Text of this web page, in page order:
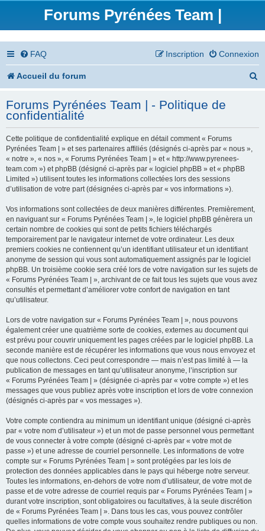
Forums Pyrénées Team |
FAQ Connexion
Inscription
Accueil du forum
h
Forums Pyrénées Team | - Politique de
confidentialité
Cette politique de confidentialité explique en détail comment « Forums
Pyrénées Team | » et ses partenaires affiliés (désignés ci-après par « nous »,
« notre », « nos », « Forums Pyrénées Team | » et « http://www.pyrenees-
team.com ») et phpBB (désigné ci-après par « logiciel phpBB » et « phpBB
Limited ») utilisent toutes les informations collectées lors des sessions
d’utilisation de votre part (désignées ci-après par « vos informations »).
Vos informations sont collectées de deux manières différentes. Premièrement,
en naviguant sur « Forums Pyrénées Team | », le logiciel phpBB génèrera un
certain nombre de cookies qui sont de petits fichiers téléchargés
temporairement par le navigateur internet de votre ordinateur. Les deux
premiers cookies ne contiennent qu’un identifiant utilisateur et un identifiant
anonyme de session qui vous sont automatiquement assignés par le logiciel
phpBB. Un troisième cookie sera créé lors de votre navigation sur les sujets de
« Forums Pyrénées Team | », archivant de ce fait tous les sujets que vous avez
consultés et permettant d’améliorer votre confort de navigation en tant
qu’utilisateur.
Lors de votre navigation sur « Forums Pyrénées Team | », nous pouvons
également créer une quatrième sorte de cookies, externes au document qui
est prévu pour couvrir uniquement les pages créées par le logiciel phpBB. La
seconde manière est de récupérer les informations que vous nous envoyez et
que nous collectons. Ceci peut correspondre — mais n’est pas limité à — la
publication de messages en tant qu’utilisateur anonyme, l’inscription sur
« Forums Pyrénées Team | » (désignée ci-après par « votre compte ») et les
messages que vous publiez après votre inscription et lors de votre connexion
(désignés ci-après par « vos messages »).
Votre compte contiendra au minimum un identifiant unique (désigné ci-après
par « votre nom d’utilisateur ») et un mot de passe personnel vous permettant
de vous connecter à votre compte (désigné ci-après par « votre mot de
passe ») et une adresse de courriel personnelle. Les informations de votre
compte sur « Forums Pyrénées Team | » sont protégées par les lois de
protection des données applicables dans le pays qui héberge notre serveur.
Toutes les informations, en-dehors de votre nom d’utilisateur, de votre mot de
passe et de votre adresse de courriel requis par « Forums Pyrénées Team | »
durant votre inscription, sont obligatoires ou facultatives, à la seule discrétion
de « Forums Pyrénées Team | ». Dans tous les cas, vous pouvez contrôler
quelles informations de votre compte vous souhaitez rendre publiques ou non.